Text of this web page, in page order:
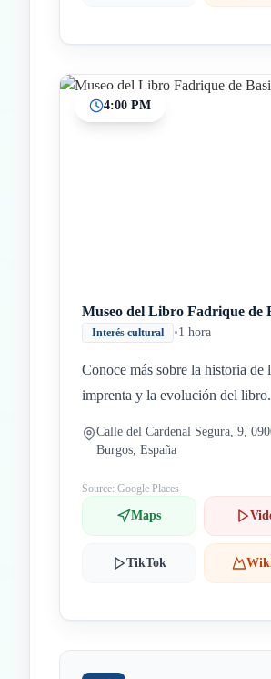
4:00 PM
Museo del Libro Fadrique de
Interés cultural •1 hora
Conoce más sobre la historia de
imprenta y la evolución del libro.
Calle del Cardenal Segura, 9,
Burgos, España
Source: Google Places
Maps
TikTok